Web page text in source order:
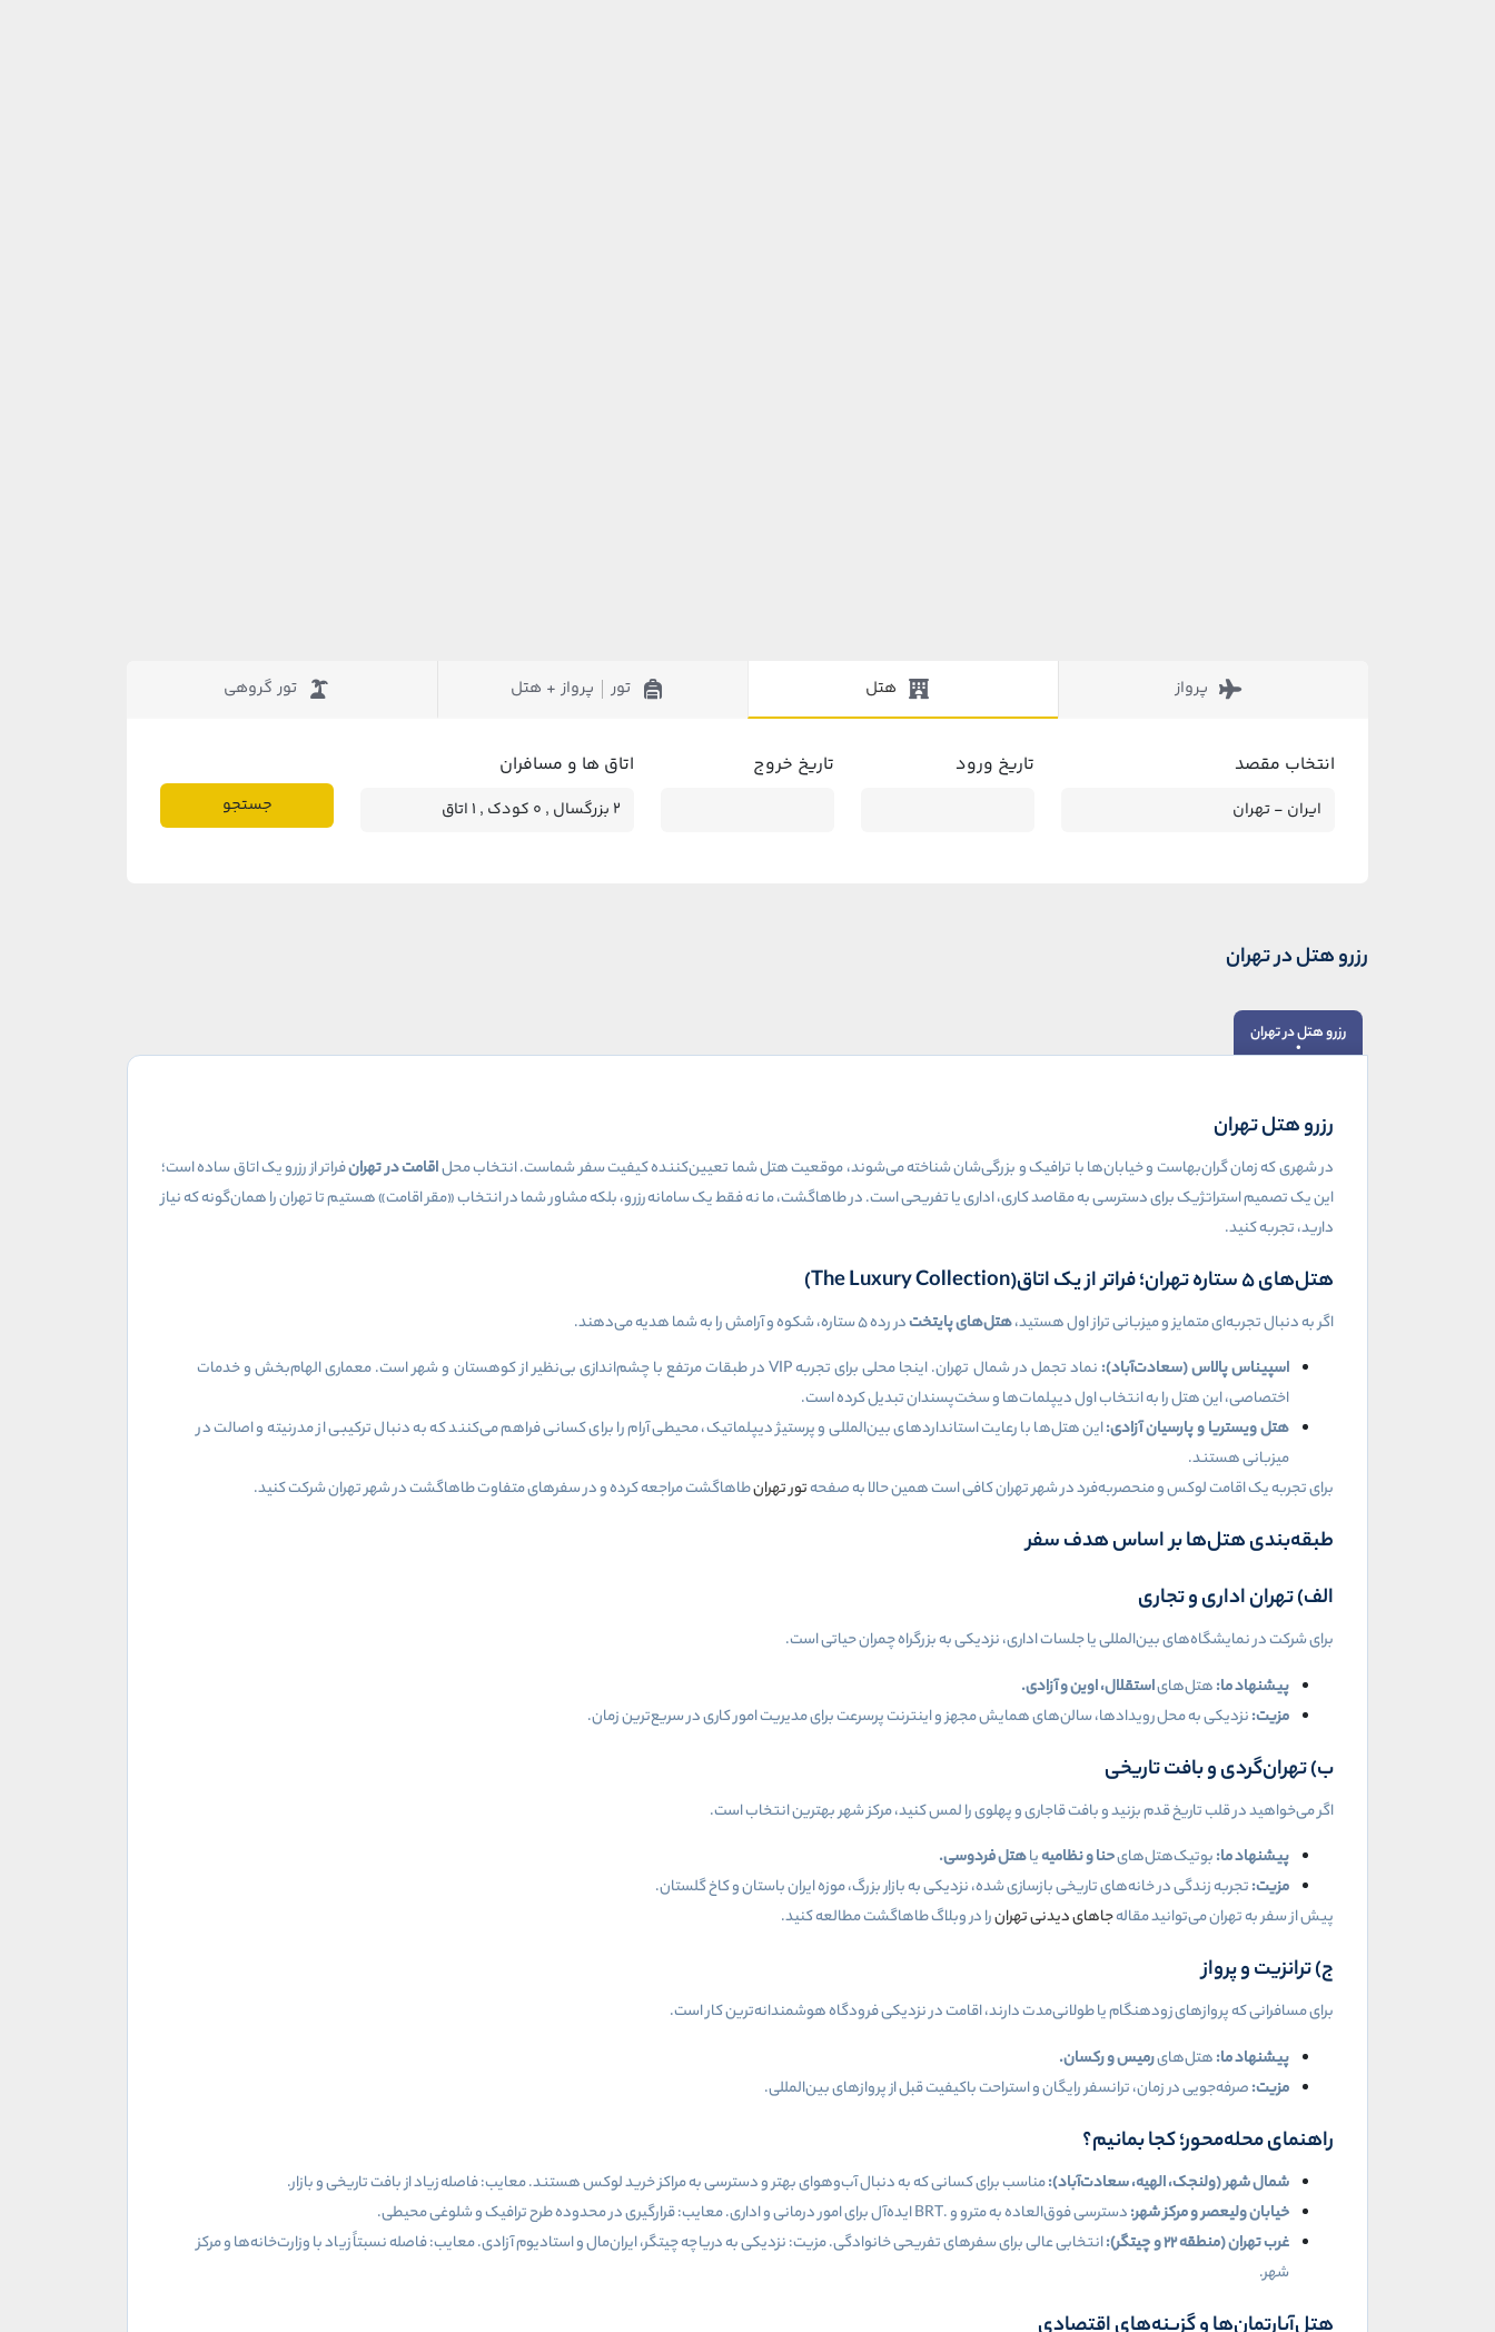
پرواز هتل تور پرواز + هتل تور گروهی
انتخاب مقصد تاریخ ورود تاریخ خروج اتاق ها و مسافران
جستجو
رزرو هتل در تهران
رزرو هتل در تهران
رزرو هتل تهران
در شهری که زمان گران‌بهاست و خیابان‌ها با ترافیک و بزرگی‌شان شناخته می‌شوند، موقعیت هتل شما تعیین‌کننده کیفیت سفر شماست. انتخاب محلاقامت در تهرانفراتر از رزرو یک اتاق ساده است؛
این یک تصمیم استراتژیک برای دسترسی به مقاصد کاری، اداری یا تفریحی است. در طاهاگشت، ما نه فقط یک سامانه رزرو، بلکه مشاور شما در انتخاب «مقر اقامت» هستیم تا تهران را همان‌گونه که نیاز
دارید، تجربه کنید.
هتل‌های ۵ ستاره تهران؛ فراتر از یک اتاق (The Luxury Collection)
اگر به دنبال تجربه‌ای متمایز و میزبانی تراز اول هستید،هتل‌های پایتختدر رده ۵ ستاره، شکوه و آرامش را به شما هدیه می‌دهند
.
اسپیناس پالاس (سعادت‌آباد): نماد تجمل در شمال تهران. اینجا محلی برای تجربهVIPدر طبقات مرتفع با چشم‌اندازی بی‌نظیر از کوهستان و شهر است. معماری الهام‌بخش و خدمات
اختصاصی، این هتل را به انتخاب اول دیپلمات‌ها و سخت‌پسندان تبدیل کرده است.
هتل ویستریا و پارسیان آزادی:این هتل‌ها با رعایت استانداردهای بین‌المللی و پرستیژ دیپلماتیک، محیطی آرام را برای کسانی فراهم می‌کنند که به دنبال ترکیبی از مدرنیته و اصالت در
میزبانی هستند.
برای تجربه یک اقامت لوکس و منحصربه‌فرد در شهر تهران کافی است همین حالا به صفحهتور تهرانطاهاگشت مراجعه کرده و در سفرهای متفاوت طاهاگشت در شهر تهران شرکت کنید.
طبقه‌بندی هتل‌ها بر اساس هدف سفر
الف) تهران اداری و تجاری
برای شرکت در نمایشگاه‌های بین‌المللی یا جلسات اداری، نزدیکی به بزرگراه چمران حیاتی است.
پیشنهاد ما:هتل‌هایاستقلال، اوین و آزادی.
مزیت:نزدیکی به محل رویدادها، سالن‌های همایش مجهز و اینترنت پرسرعت برای مدیریت امور کاری در سریع‌ترین زمان.
ب) تهران‌گردی و بافت تاریخی
اگر می‌خواهید در قلب تاریخ قدم بزنید و بافت قاجاری و پهلوی را لمس کنید، مرکز شهر بهترین انتخاب است.
پیشنهاد ما:بوتیک‌هتل‌هایحنا و نظامیهیاهتل فردوسی.
مزیت:تجربه زندگی در خانه‌های تاریخی بازسازی شده، نزدیکی به بازار بزرگ، موزه ایران باستان و کاخ گلستان.
پیش از سفر به تهران می‌توانید مقالهجاهای دیدنی تهرانرا در وبلاگ طاهاگشت مطالعه کنید.
ج) ترانزیت و پرواز
برای مسافرانی که پروازهای زودهنگام یا طولانی‌مدت دارند، اقامت در نزدیکی فرودگاه هوشمندانه‌ترین کار است.
پیشنهاد ما:هتل‌هایرمیس و رکسان.
مزیت:صرفه‌جویی در زمان، ترانسفر رایگان و استراحت باکیفیت قبل از پروازهای بین‌المللی.
راهنمای محله‌محور؛ کجا بمانیم؟
شمال شهر (ولنجک، الهیه، سعادت‌آباد):مناسب برای کسانی که به دنبال آب‌وهوای بهتر و دسترسی به مراکز خرید لوکس هستند. معایب: فاصله زیاد از بافت تاریخی و بازار.
خیابان ولیعصر و مرکز شهر:دسترسی فوق‌العاده به مترو وBRT.ایده‌آل برای امور درمانی و اداری. معایب: قرارگیری در محدوده طرح ترافیک و شلوغی محیطی.
غرب تهران (منطقه۲۲و چیتگر):انتخابی عالی برای سفرهای تفریحی خانوادگی. مزیت: نزدیکی به دریاچه چیتگر، ایران‌مال و استادیوم آزادی. معایب: فاصله نسبتاً زیاد با وزارت‌خانه‌ها و مرکز
شهر.